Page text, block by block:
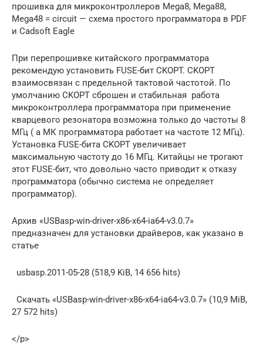
прошивка для микроконтроллеров Mega8, Mega88,
Mega48 = circuit — схема простого программатора в PDF
и Cadsoft Eagle
При перепрошивке китайского программатора
рекомендую установить FUSE-бит CKOPT. CKOPT
взаимосвязан с предельной тактовой частотой. По
умолчанию CKOPT сброшен и стабильная работа
микроконтроллера программатора при применение
кварцевого резонатора возможна только до частоты 8
МГц ( а МК программатора работает на частоте 12 МГц).
Установка FUSE-бита CKOPT увеличивает
максимальную частоту до 16 МГц. Китайцы не трогают
этот FUSE-бит, что довольно часто приводит к отказу
программатора (обычно система не определяет
программатор).
Архив «USBasp-win-driver-x86-x64-ia64-v3.0.7»
предназначен для установки драйверов, как указано в
статье
usbasp.2011-05-28 (518,9 KiB, 14 656 hits)
Скачать «USBasp-win-driver-x86-x64-ia64-v3.0.7» (10,9 MiB,
27 572 hits)
</p>